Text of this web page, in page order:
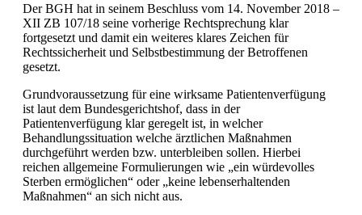
Der BGH hat in seinem Beschluss vom 14. November 2018 –
XII ZB 107/18 seine vorherige Rechtsprechung klar
fortgesetzt und damit ein weiteres klares Zeichen für
Rechtssicherheit und Selbstbestimmung der Betroffenen
gesetzt.
Grundvoraussetzung für eine wirksame Patientenverfügung
ist laut dem Bundesgerichtshof, dass in der
Patientenverfügung klar geregelt ist, in welcher
Behandlungssituation welche ärztlichen Maßnahmen
durchgeführt werden bzw. unterbleiben sollen. Hierbei
reichen allgemeine Formulierungen wie „ein würdevolles
Sterben ermöglichen“ oder „keine lebenserhaltenden
Maßnahmen“ an sich nicht aus.